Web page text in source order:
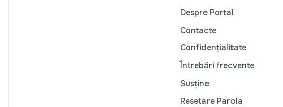
Despre Portal
Contacte
Confidențialitate
Întrebări frecvente
Susține
Resetare Parola